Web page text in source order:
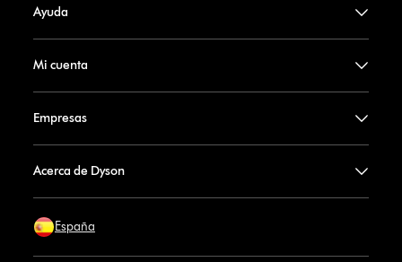
Ayuda
Mi cuenta
Empresas
Acerca de Dyson
España